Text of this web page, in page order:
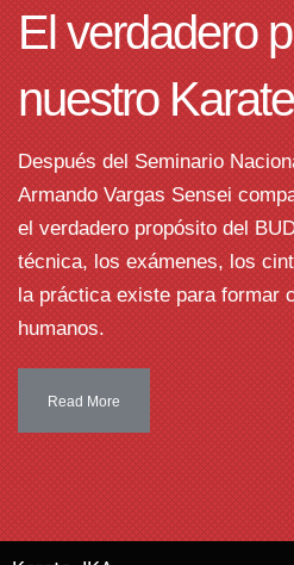
El verdadero
nuestro Karate
Después del Seminario
Armando Vargas Sensei
el verdadero propósito del
técnica, los exámenes, los
la práctica existe para formar
humanos.
Read More